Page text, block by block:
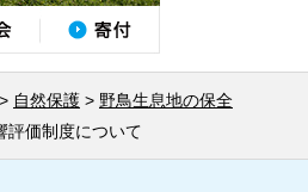
自然保護
野鳥生息地の保全
評価制度について